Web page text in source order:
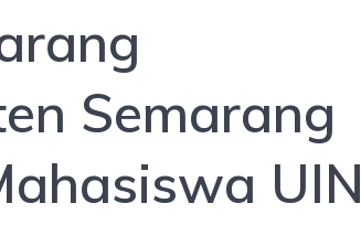
Semarang
UIN